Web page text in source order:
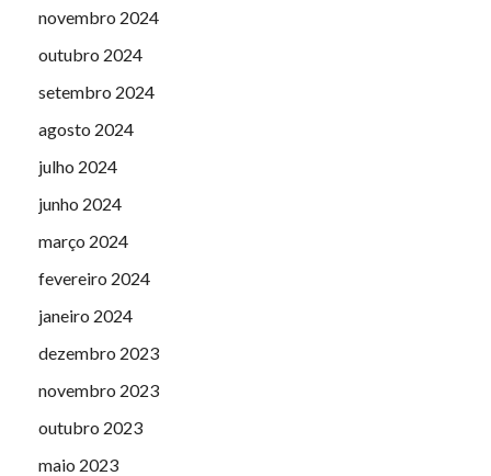
novembro 2024
outubro 2024
setembro 2024
agosto 2024
julho 2024
junho 2024
março 2024
fevereiro 2024
janeiro 2024
dezembro 2023
novembro 2023
outubro 2023
maio 2023